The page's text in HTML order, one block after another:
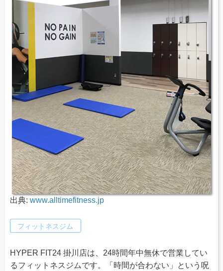
出典: www.alltimefitness.jp
フィットネスジム
HYPER FIT24 掛川店は、24時間年中無休で営業してい
るフィットネスジムです。「時間が合わない」という呪